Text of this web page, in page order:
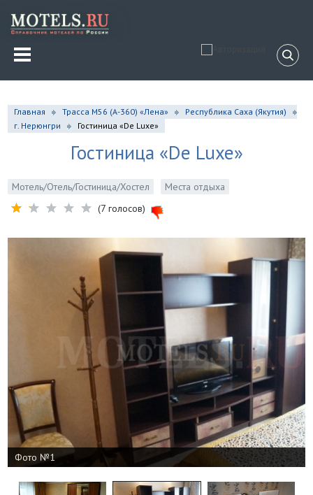
Главная Трасса М56 (А-360) «Лена»
Республика Саха (Якутия)
г. Нерюнгри
Гостиница «De Luxe»
Гостиница «De Luxe»
Мотель/Отель/Гостиница/Хостел
Места отдыха
(7 голосов)
Фото №1